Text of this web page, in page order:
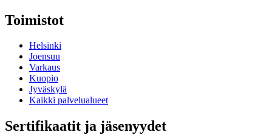
Toimistot
Helsinki
Joensuu
Varkaus
Kuopio
Jyväskylä
Kaikki palvelualueet
Sertifikaatit ja jäsenyydet